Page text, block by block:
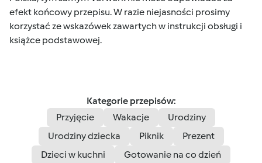
efekt końcowy przepisu. W razie niejasności prosimy
korzystać ze wskazówek zawartych w instrukcji obsługi i
książce podstawowej.
Kategorie przepisów:
Przyjęcie
Wakacje
Urodziny
Urodziny dziecka
Piknik
Prezent
Dzieci w kuchni
Gotowanie na co dzień